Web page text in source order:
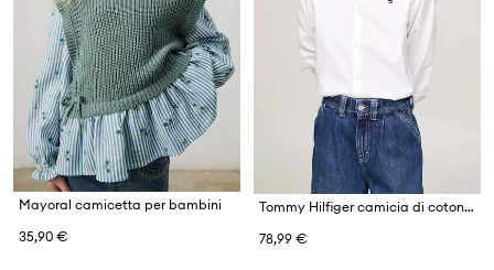
Mayoral camicetta per bambini
35,90 €
Tommy Hilfiger camicia di cotone per bambini
78,99 €